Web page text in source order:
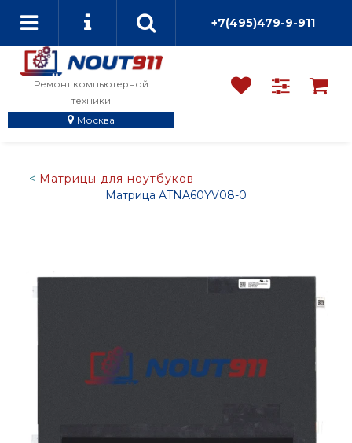
+7(495)479-9-911
Ремонт компьютерной
техники
Москва
Матрицы для ноутбуков
Матрица ATNA60YV08-0